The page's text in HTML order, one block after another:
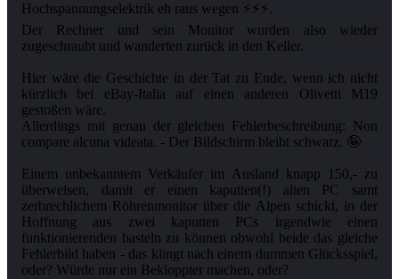
Hochspannungselektrik eh raus wegen ⚡⚡⚡.
Der Rechner und sein Monitor wurden also wieder
zugeschraubt und wanderten zurück in den Keller.
Hier wäre die Geschichte in der Tat zu Ende, wenn ich nicht
kürzlich bei eBay-Italia auf einen anderen Olivetti M19
gestoßen wäre.
Allerdings mit genau der gleichen Fehlerbeschreibung: Non
compare alcuna videata. - Der Bildschirm bleibt schwarz. 🤪
Einem unbekanntem Verkäufer im Ausland knapp 150,- zu
überweisen, damit er einen kaputten(!) alten PC samt
zerbrechlichem Röhrenmonitor über die Alpen schickt, in der
Hoffnung aus zwei kaputten PCs irgendwie einen
funktionierenden basteln zu können obwohl beide das gleiche
Fehlerbild haben - das klingt nach einem dummen Glücksspiel,
oder? Würde nur ein Bekloppter machen, oder?